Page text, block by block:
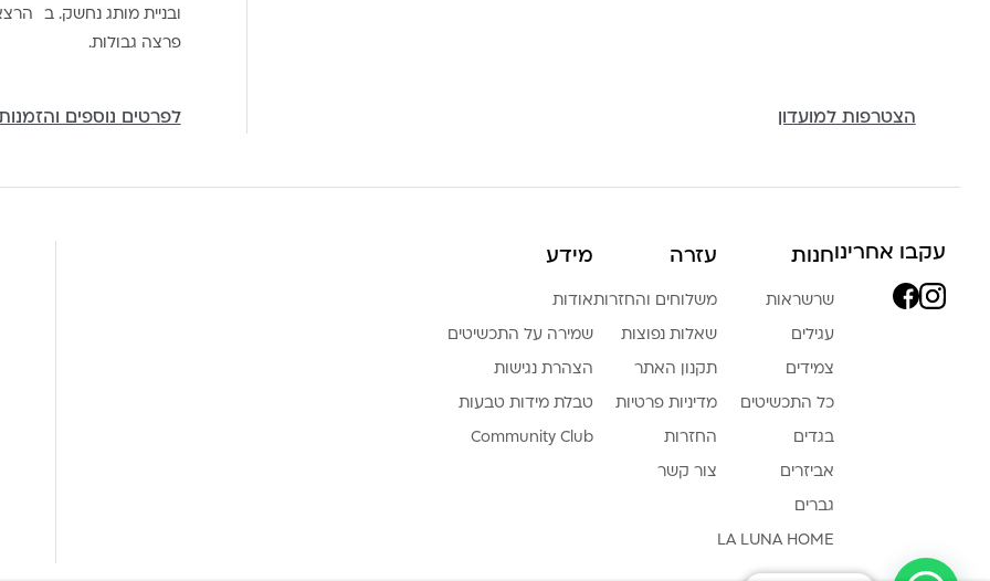
הצטרפות למועדון
ובניית מותג נחשק. ב
פרצה גבולות.
לפרטים נוספים
עקבו אחרינוחנות
שרשראות
עגילים
צמידים
כל התכשיטים
בגדים
אביזרים
גברים
LA LUNA HOME
עזרה
משלוחים והחזרות
שאלות נפוצות
תקנון האתר
מדיניות פרטיות
החזרות
צור קשר
מידע
אודות
שמירה על התכשיטים
הצהרת נגישות
טבלת מידות טבעות
Community Club